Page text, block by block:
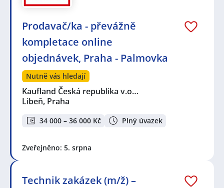
Prodavač/ka - převážně
kompletace online
objednávek, Praha - Palmovka
Nutně vás hledají
Kaufland Česká republika v.o…
Libeň, Praha
34 000 – 36 000 Kč Plný úvazek
Zveřejněno: 5. srpna
Technik zakázek (m/ž) –